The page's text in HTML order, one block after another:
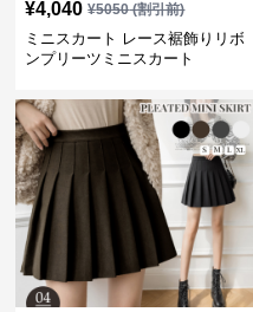
¥4,040 ¥5050(割引前)
ミニスカート レース裾飾りリボ
ンプリーツミニスカート